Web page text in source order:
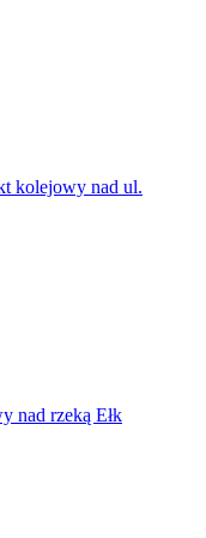
kolejowy nad ul.
nad rzeką Ełk